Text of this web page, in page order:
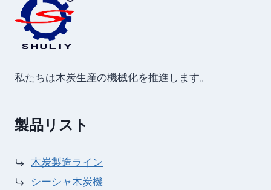
私たちは木炭生産の機械化を推進します。
製品リスト
木炭製造ライン
シーシャ木炭機